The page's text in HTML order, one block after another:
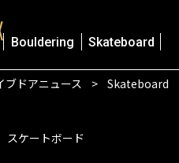
Bouldering Skateboard
ブドアニュース Skateboard
スケートボード